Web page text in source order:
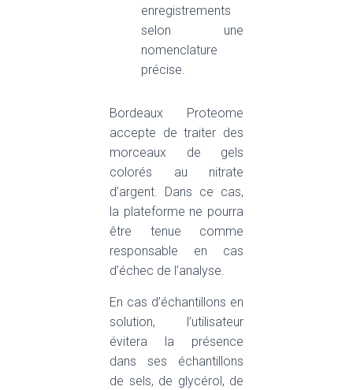
enregistrements
selon une
nomenclature
précise.
Bordeaux Proteome
accepte de traiter des
morceaux de gels
colorés au nitrate
d’argent. Dans ce cas,
la plateforme ne pourra
être tenue comme
responsable en cas
d’échec de l’analyse.
En cas d’échantillons en
solution, l’utilisateur
évitera la présence
dans ses échantillons
de sels, de glycérol, de